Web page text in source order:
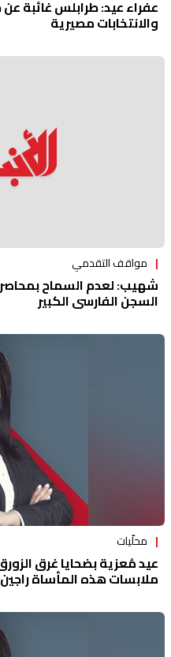
عفراء عيد: طرابلس غائبة عن
والانتخابات مصيرية
مواقف التقدمي
شهيب: لعدم السماح
السجن الفارسي الكبير
محلّيات
عيد مُعزية بضحايا غرق
ملابسات هذه المأساة